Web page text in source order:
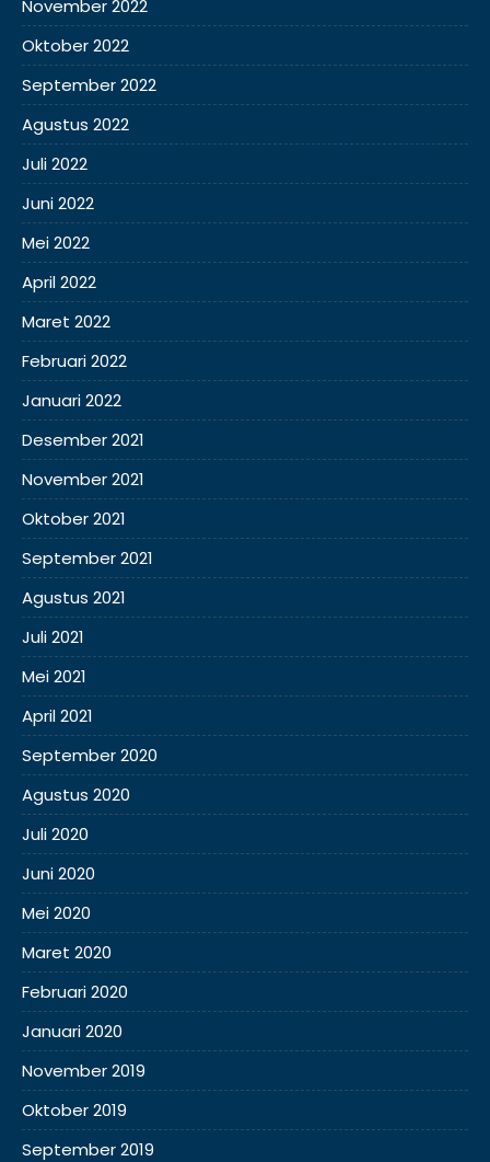
November 2022
Oktober 2022
September 2022
Agustus 2022
Juli 2022
Juni 2022
Mei 2022
April 2022
Maret 2022
Februari 2022
Januari 2022
Desember 2021
November 2021
Oktober 2021
September 2021
Agustus 2021
Juli 2021
Mei 2021
April 2021
September 2020
Agustus 2020
Juli 2020
Juni 2020
Mei 2020
Maret 2020
Februari 2020
Januari 2020
November 2019
Oktober 2019
September 2019